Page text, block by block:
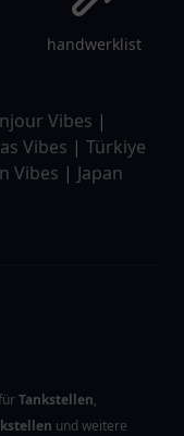
handwerklist
Vibes |
Vibes | Türkiye
Vibes | Japan
Tankstellen,
und weitere